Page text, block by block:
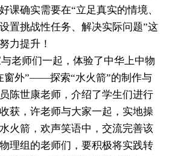
课确实需要在“立足真实的情境、
置挑战性任务、解决实际问题”这
力提升！
老师们一起，体验了中华上中物
窗外”——探索“水火箭”的制作与
陈世康老师，介绍了学生们进行
获，许老师与大家一起，实地操
火箭，欢声笑语中，交流完善该
理组的老师们，要积极将实践转